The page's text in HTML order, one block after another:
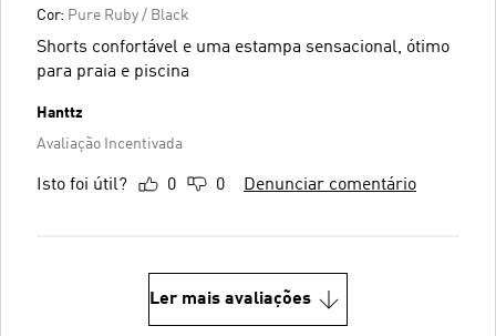
Cor: Pure Ruby / Black
Shorts confortável e uma estampa sensacional, ótimo
para praia e piscina
Hanttz
Avaliação Incentivada
Isto foi útil? 0 0 Denunciar comentário
Ler mais avaliações